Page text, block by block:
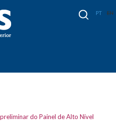
PT EN
do Painel de Alto Nível